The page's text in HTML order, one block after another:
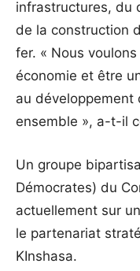
infrastructures, du
de la construction
fer. « Nous
économie et être
au développement
ensemble », a-t-il
Un groupe
Démocrates) du
actuellement sur
le partenariat
KInshasa.